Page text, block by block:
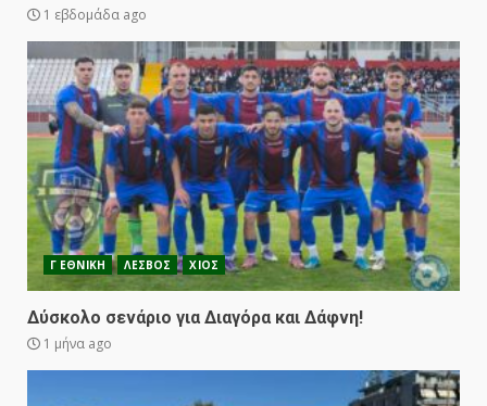
1 εβδομάδα ago
Γ ΕΘΝΙΚΗ ΛΕΣΒΟΣ ΧΙΟΣ
Δύσκολο σενάριο για Διαγόρα και Δάφνη!
1 μήνα ago